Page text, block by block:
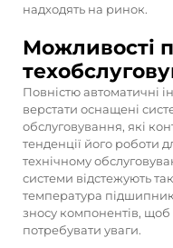
надходять на ринок.
Можливості
Повністю автоматичні
верстати оснащені
обслуговування, які
тенденції його роботи
технічному
системи відстежують
температура
зносу компонентів,
потребувати уваги.